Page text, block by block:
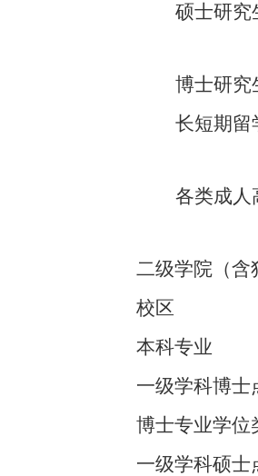
硕士研究
博士研究
长短期留
各类成人
二级学院（含
校区
本科专业
一级学科博士
博士专业学位
一级学科硕士